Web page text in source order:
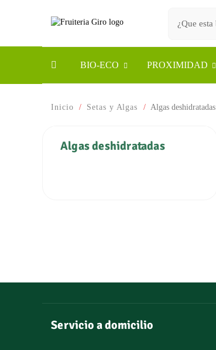
BIO-ECO PROXIMIDAD
Inicio Setas y Algas Algas deshidratadas
Algas deshidratadas
Servicio a domicilio